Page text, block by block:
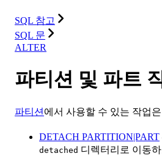
SQL 참고
SQL 문
ALTER
파티션 및 파트
파티션에서 사용할 수 있는 작업
DETACH PARTITION|PART
detached 디렉터리로 이동